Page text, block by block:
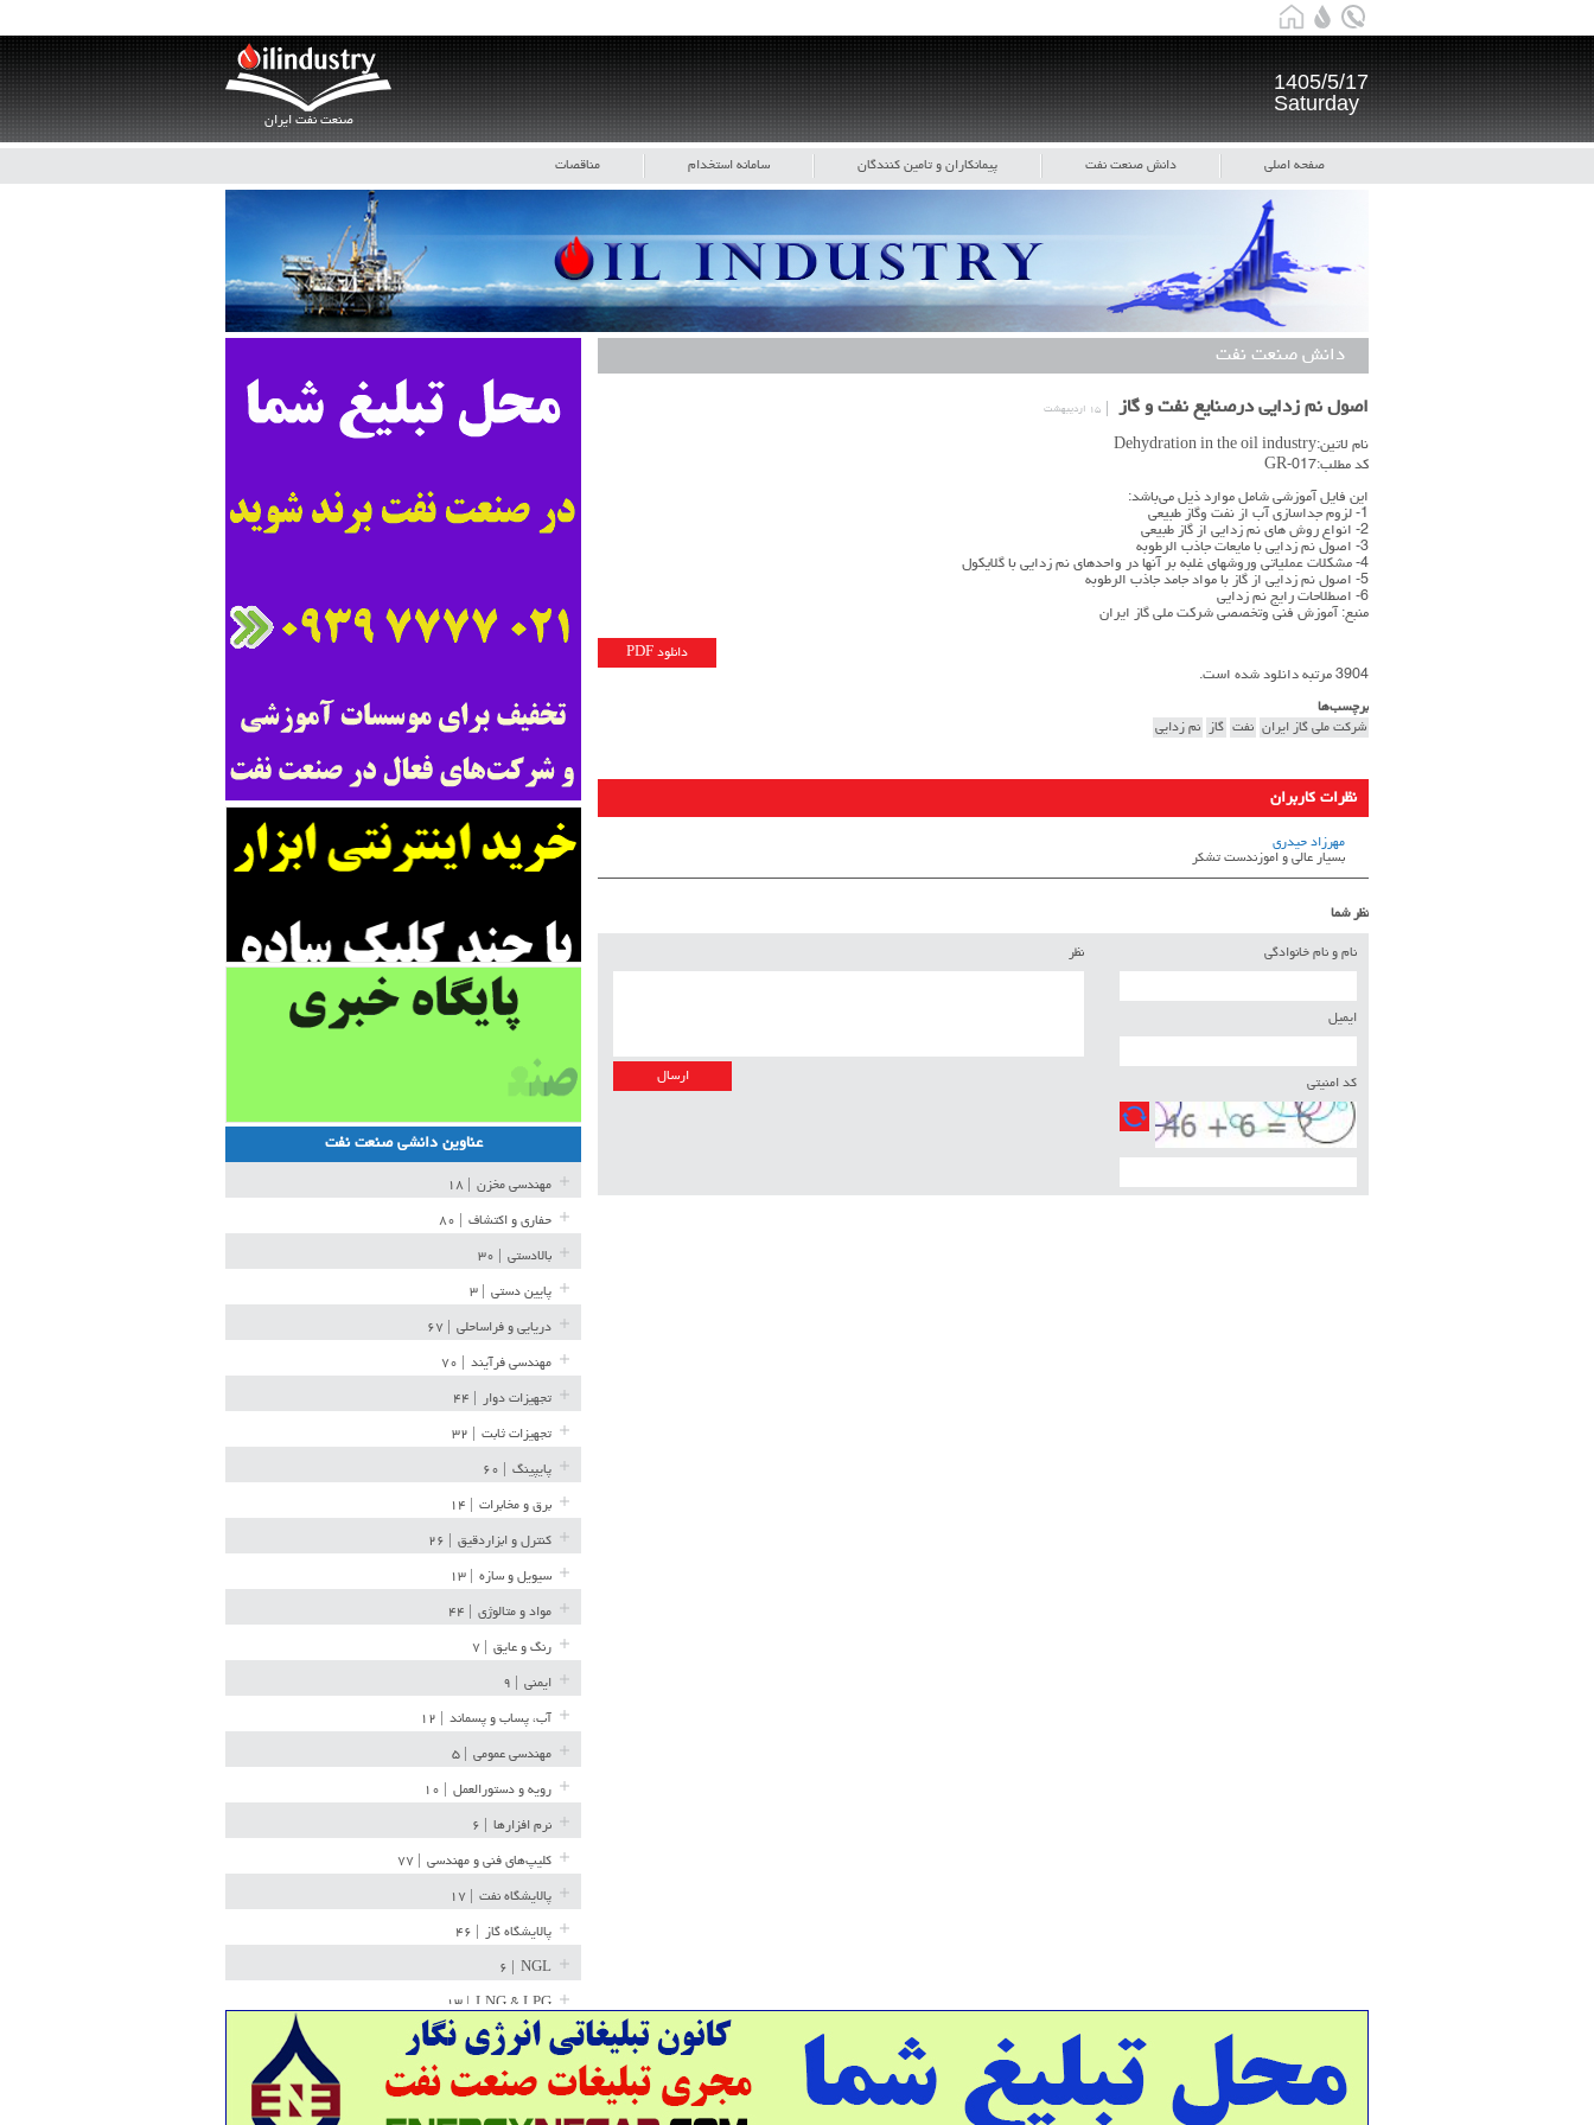
صنعت نفت ایران
1405/5/17
Saturday
صفحه اصلی دانش صنعت نفت پیمانکاران و تامین کنندگان سامانه استخدام مناقصات
دانش صنعت نفت
اصول نم زدايي درصنايع نفت و گاز ۱۵ اردیبهشت
نام لاتین:Dehydration in the oil industry
کد مطلب:GR-017
این فایل آموزشی شامل موارد ذیل می‌باشد:
1- لزوم جداسازي آب از نفت وگاز طبيعي
2- انواع روش هاي نم زدايي از گاز طبيعي
3- اصول نم زدايي با مايعات جاذب الرطوبه
4- مشكلات عملياتي وروشهاي غلبه بر آنها در واحدهاي نم زدايي با گلايكول
5- اصول نم زدايي از گاز با مواد جامد جاذب الرطوبه
6- اصطلاحات رايج نم زدايي
منبع: آموزش فني وتخصصي شركت ملي گاز ايران
دانلود PDF
3904 مرتبه دانلود شده است.
برچسب‌ها
شركت ملي گاز ايران نفت گاز نم زدایی
نظرات کاربران
مهرزاد حیدری
بسیار عالی و اموزندست تشکر
نظر شما
نام و نام خانوادگی
ایمیل
کد امنیتی
نظر
عناوین دانشی صنعت نفت
مهندسی مخزن
حفاری و اکتشاف
بالادستی
پایین دستی
دریایی و فراساحلی
مهندسی فرآیند
تجهیزات دوار
تجهیزات ثابت
پایپینگ
برق و مخابرات
کنترل و ابزاردقیق
سیویل و سازه
مواد و متالوژی
رنگ و عایق
ایمنی
آب، پساب و پسماند
مهندسی عمومی
رویه و دستورالعمل
نرم افزارها
کلیپ‌های فنی و مهندسی
پالایشگاه نفت
پالایشگاه گاز
NGL
LNG & LPG | ۱۳
خط لوله | ۳۶
مخازن ذخیره